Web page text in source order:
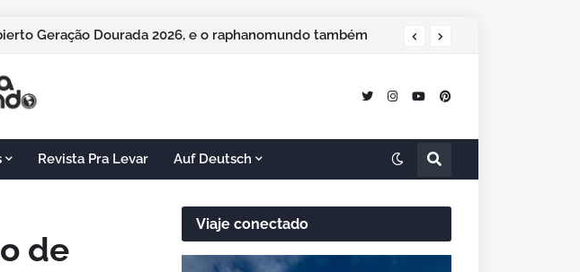
Geração Dourada 2026, e o raphanomundo também
Abierto 2026 com edição especial de Natal
Revista Pra Levar Auf Deutsch
de
Viaje conectado